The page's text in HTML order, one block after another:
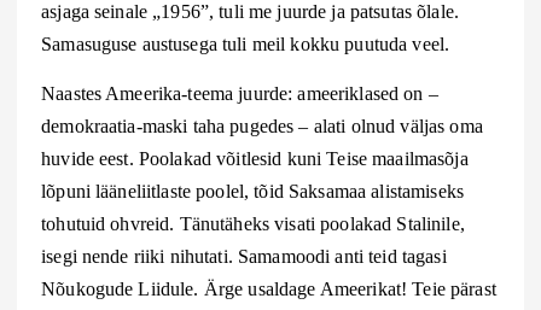
asjaga seinale „1956”, tuli me juurde ja patsutas õlale.
Samasuguse austusega tuli meil kokku puutuda veel.
Naastes Ameerika-teema juurde: ameeriklased on –
demokraatia-maski taha pugedes – alati olnud väljas oma
huvide eest. Poolakad võitlesid kuni Teise maailmasõja
lõpuni lääneliitlaste poolel, tõid Saksamaa alistamiseks
tohutuid ohvreid. Tänutäheks visati poolakad Stalinile,
isegi nende riiki nihutati. Samamoodi anti teid tagasi
Nõukogude Liidule. Ärge usaldage Ameerikat! Teie pärast